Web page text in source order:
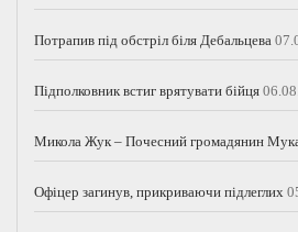
Потрапив під обстріл біля Дебальцева
Підполковник встиг врятувати бійця
Микола Жук – Почесний громадянин
Офіцер загинув, прикриваючи підлеглих